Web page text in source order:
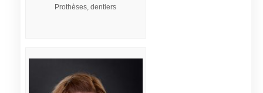
Prothèses, dentiers